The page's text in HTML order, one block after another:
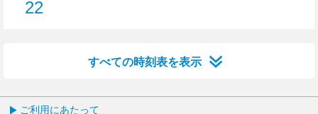
22
すべての時刻表を表示
ご利用にあたって